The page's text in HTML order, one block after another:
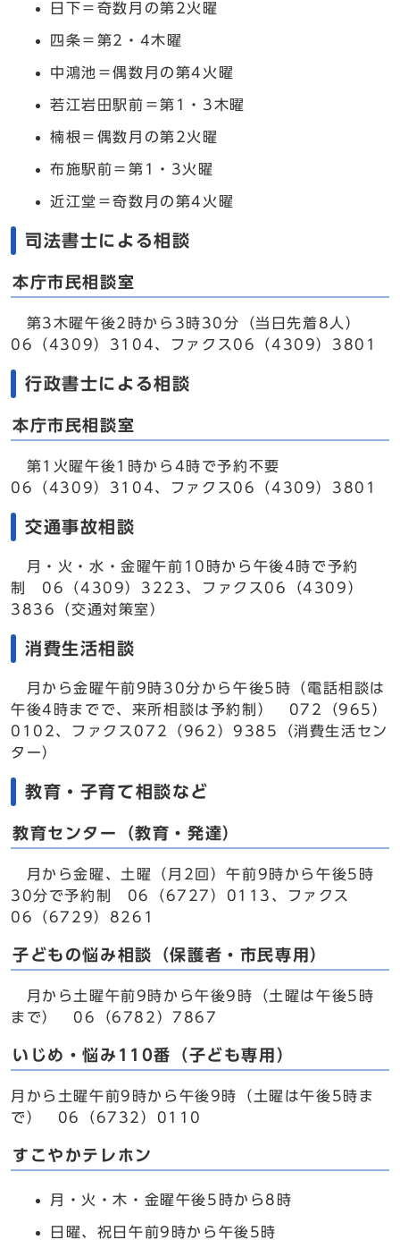
日下＝奇数月の第2火曜
四条＝第2・4木曜
中鴻池＝偶数月の第4火曜
若江岩田駅前＝第1・3木曜
楠根＝偶数月の第2火曜
布施駅前＝第1・3火曜
近江堂＝奇数月の第4火曜
司法書士による相談
本庁市民相談室
第3木曜午後2時から3時30分（当日先着8人）
06（4309）3104、ファクス06（4309）3801
行政書士による相談
本庁市民相談室
第1火曜午後1時から4時で予約不要
06（4309）3104、ファクス06（4309）3801
交通事故相談
月・火・水・金曜午前10時から午後4時で予約
制 06（4309）3223、ファクス06（4309）
3836（交通対策室）
消費生活相談
月から金曜午前9時30分から午後5時（電話相談は
午後4時までで、来所相談は予約制） 072（965）
0102、ファクス072（962）9385（消費生活セン
ター）
教育・子育て相談など
教育センター（教育・発達）
月から金曜、土曜（月2回）午前9時から午後5時
30分で予約制 06（6727）0113、ファクス
06（6729）8261
子どもの悩み相談（保護者・市民専用）
月から土曜午前9時から午後9時（土曜は午後5時
まで） 06（6782）7867
いじめ・悩み110番（子ども専用）
月から土曜午前9時から午後9時（土曜は午後5時ま
で） 06（6732）0110
すこやかテレホン
月・火・木・金曜午後5時から8時
日曜、祝日午前9時から午後5時